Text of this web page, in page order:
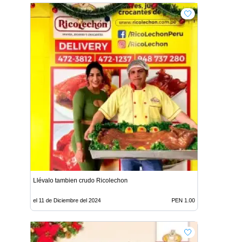
Llévalo tambien crudo Ricolechon
el 11 de Diciembre del 2024 PEN 1.00